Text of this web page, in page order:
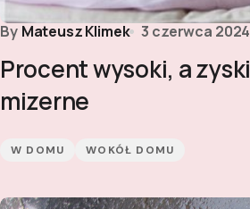
By Mateusz Klimek 3 czerwca 2024
Procent wysoki, a zyski
mizerne
W DOMU WOKÓŁ DOMU